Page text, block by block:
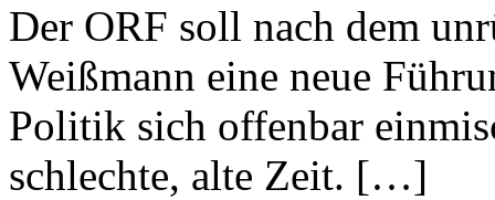
Der ORF soll nach dem
Weißmann eine neue
Politik sich offenbar
schlechte, alte Zeit. […]